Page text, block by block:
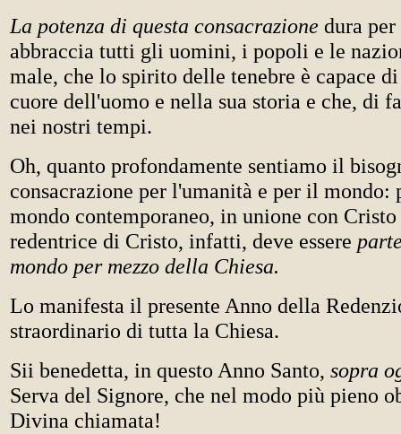
La potenza di questa consacrazione dura
abbraccia tutti gli uomini, i popoli e le
male, che lo spirito delle tenebre è capace
cuore dell'uomo e nella sua storia e che, di
nei nostri tempi.
Oh, quanto profondamente sentiamo il
consacrazione per l'umanità e per il mondo:
mondo contemporaneo, in unione con
redentrice di Cristo, infatti, deve essere
mondo per mezzo della Chiesa.
Lo manifesta il presente Anno della
straordinario di tutta la Chiesa.
Sii benedetta, in questo Anno Santo, sopra
Serva del Signore, che nel modo più pieno
Divina chiamata!